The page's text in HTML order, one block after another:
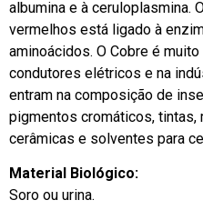
albumina e à ceruloplasmina.
vermelhos está ligado à
aminoácidos. O Cobre é
condutores elétricos e na
entram na composição de
pigmentos cromáticos, tintas,
cerâmicas e solventes para
Material Biológico:
Soro ou urina.